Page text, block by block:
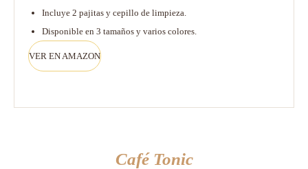
Incluye 2 pajitas y cepillo de limpieza.
Disponible en 3 tamaños y varios colores.
VER EN AMAZON
Café Tonic